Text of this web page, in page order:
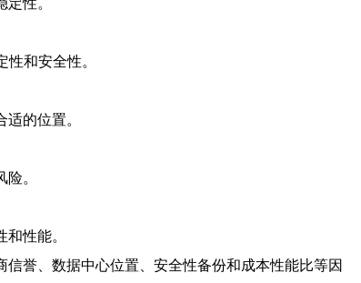
性。
和安全性。
的位置。
。
性能。
誉、数据中心位置、安全性备份和成本性能比等因